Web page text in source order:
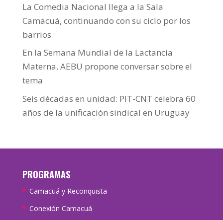
La Comedia Nacional llega a la Sala
Camacuá, continuando con su ciclo por los
barrios
En la Semana Mundial de la Lactancia
Materna, AEBU propone conversar sobre el
tema
Seis décadas en unidad: PIT-CNT celebra 60
años de la unificación sindical en Uruguay
PROGRAMAS
Camacuá y Reconquista
Conexión Camacuá